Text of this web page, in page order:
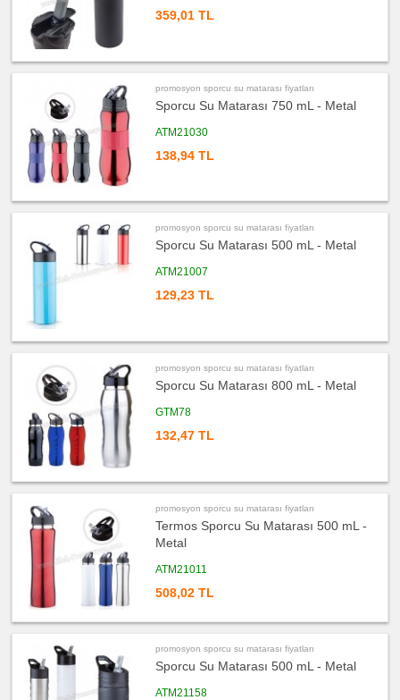
359,01 TL
promosyon sporcu su matarası fiyatları
Sporcu Su Matarası 750 mL - Metal
ATM21030
138,94 TL
promosyon sporcu su matarası fiyatları
Sporcu Su Matarası 500 mL - Metal
ATM21007
129,23 TL
promosyon sporcu su matarası fiyatları
Sporcu Su Matarası 800 mL - Metal
GTM78
132,47 TL
promosyon sporcu su matarası fiyatları
Termos Sporcu Su Matarası 500 mL -
Metal
ATM21011
508,02 TL
promosyon sporcu su matarası fiyatları
Sporcu Su Matarası 500 mL - Metal
ATM21158
promosyon
Kartvizitlik
ucuz
Radyo
promosyon
Takvim
Bloknot
ucuz
promosyon
Bardak
Altlığı
Para
promosyon
Evrak
Çantası
Sekreter
promosyon
Seti
Sümen
Takımı
ucuz
Yapışkan
Notluk
Seti
&
Not
Tutucu
Bilgisayar
Aksesuarları
ucuz
promosyon
Diğer
Ürünler